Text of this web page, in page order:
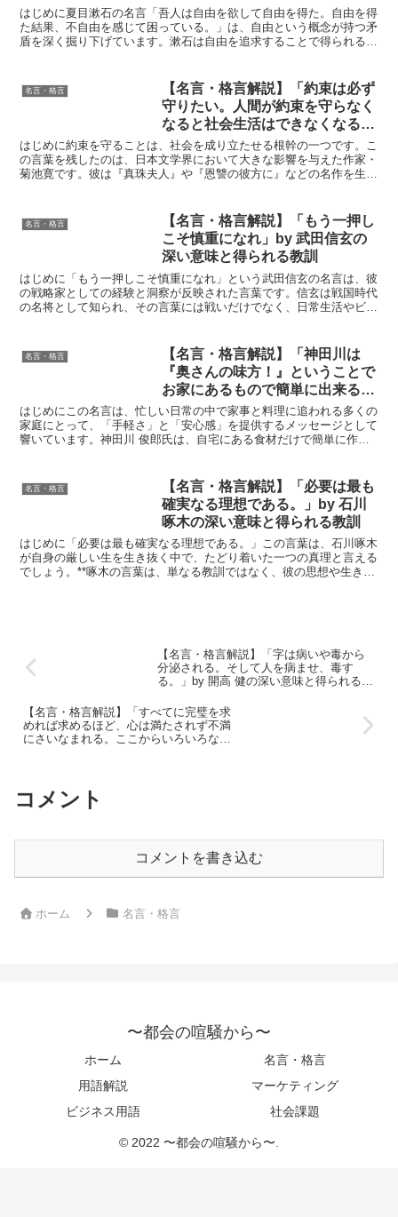
る。」by 夏目漱石の深い意味と
得られる教訓
はじめに夏目漱石の名言「吾人は自由を欲して自由を得た。自由を得
た結果、不自由を感じて困っている。」は、自由という概念が持つ矛
盾を深く掘り下げています。漱石は自由を追求することで得られる新
名言・格言
【名言・格言解説】「約束は必ず
守りたい。人間が約束を守らなく
なると社会生活はできなくなるか
らだ。」by 菊池寛の深い意味と
得られる教訓
はじめに約束を守ることは、社会を成り立たせる根幹の一つです。こ
の言葉を残したのは、日本文学界において大きな影響を与えた作家・
菊池寛です。彼は『真珠夫人』や『恩讐の彼方に』などの名作を生み
名言・格言
【名言・格言解説】「もう一押し
こそ慎重になれ」by 武田信玄の
深い意味と得られる教訓
はじめに「もう一押しこそ慎重になれ」という武田信玄の名言は、彼
の戦略家としての経験と洞察が反映された言葉です。信玄は戦国時代
の名将として知られ、その言葉には戦いだけでなく、日常生活やビジ
名言・格言
【名言・格言解説】「神田川は
『奥さんの味方！』ということで
お家にあるもので簡単に出来るよ
うにレシピを作っています。」by
神田川 俊郎の深い意味と得られ
る教訓
はじめにこの名言は、忙しい日常の中で家事と料理に追われる多くの
家庭にとって、「手軽さ」と「安心感」を提供するメッセージとして
響いています。神田川 俊郎氏は、自宅にある食材だけで簡単に作れ
名言・格言
【名言・格言解説】「必要は最も
確実なる理想である。」by 石川
啄木の深い意味と得られる教訓
はじめに「必要は最も確実なる理想である。」この言葉は、石川啄木
が自身の厳しい生を生き抜く中で、たどり着いた一つの真理と言える
でしょう。**啄木の言葉は、単なる教訓ではなく、彼の思想や生き様
【名言・格言解説】「字は病いや毒から
分泌される。そして人を病ませ、毒す
る。」by 開高 健の深い意味と得られる教
【名言・格言解説】「すべてに完璧を求
めれば求めるほど、心は満たされず不満
にさいなまれる。ここからいろいろな問
コメント
コメントを書き込む
ホーム 名言・格言
〜都会の喧騒から〜
ホーム
名言・格言
用語解説
マーケティング
ビジネス用語
社会課題
© 2022 〜都会の喧騒から〜.